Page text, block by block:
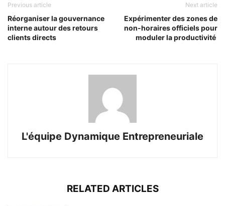
Previous article
Réorganiser la gouvernance
interne autour des retours
clients directs
Next article
Expérimenter des zones de
non-horaires officiels pour
moduler la productivité
L'équipe Dynamique Entrepreneuriale
RELATED ARTICLES